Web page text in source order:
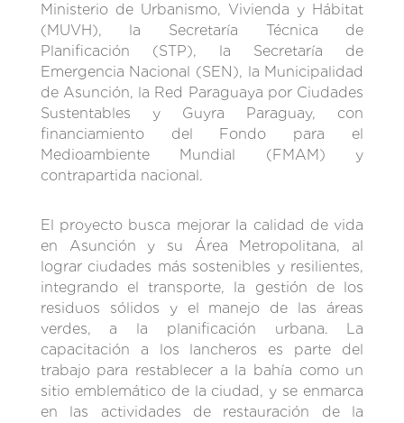
Ministerio de Urbanismo, Vivienda y Hábitat
(MUVH), la Secretaría Técnica de
Planificación (STP), la Secretaría de
Emergencia Nacional (SEN), la Municipalidad
de Asunción, la Red Paraguaya por Ciudades
Sustentables y Guyra Paraguay, con
financiamiento del Fondo para el
Medioambiente Mundial (FMAM) y
contrapartida nacional.
El proyecto busca mejorar la calidad de vida
en Asunción y su Área Metropolitana, al
lograr ciudades más sostenibles y resilientes,
integrando el transporte, la gestión de los
residuos sólidos y el manejo de las áreas
verdes, a la planificación urbana. La
capacitación a los lancheros es parte del
trabajo para restablecer a la bahía como un
sitio emblemático de la ciudad, y se enmarca
en las actividades de restauración de la